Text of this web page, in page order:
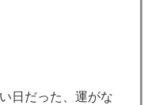
日だった、運がな